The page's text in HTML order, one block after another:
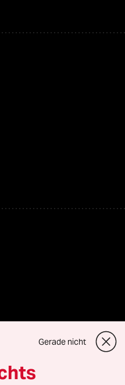
Gerade nicht